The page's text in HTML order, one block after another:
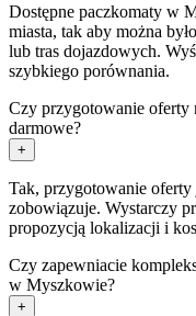
Dostępne paczkomaty w
miasta, tak aby można
lub tras dojazdowych.
szybkiego porównania.
Czy przygotowanie oferty
darmowe?
+
Tak, przygotowanie oferty
zobowiązuje. Wystarczy
propozycją lokalizacji i
Czy zapewniacie
w Myszkowie?
+